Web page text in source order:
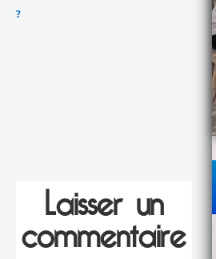
?
Laisser un
commentaire